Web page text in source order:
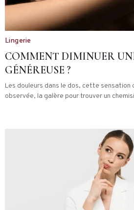
Lingerie
COMMENT DIMINUER
GÉNÉREUSE ?
Les douleurs dans le dos, cette
observée, la galère pour trouver un